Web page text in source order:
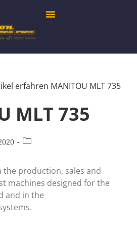
MLT 735
the production, sales and
machines designed for the
and in the